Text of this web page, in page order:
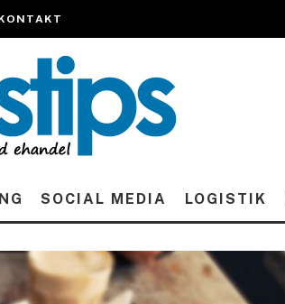
SOCIAL MEDIA LOGISTIK